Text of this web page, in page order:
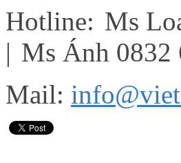
Hotline: Ms
| Ms Ánh 0832
Mail: